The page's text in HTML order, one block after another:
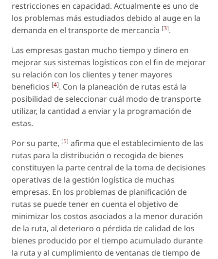
restricciones en capacidad. Actualmente es uno de
los problemas más estudiados debido al auge en la
demanda en el transporte de mercancía [3].
Las empresas gastan mucho tiempo y dinero en
mejorar sus sistemas logísticos con el fin de mejorar
su relación con los clientes y tener mayores
beneficios [4]. Con la planeación de rutas está la
posibilidad de seleccionar cuál modo de transporte
utilizar, la cantidad a enviar y la programación de
estas.
Por su parte, [5] afirma que el establecimiento de las
rutas para la distribución o recogida de bienes
constituyen la parte central de la toma de decisiones
operativas de la gestión logística de muchas
empresas. En los problemas de planificación de
rutas se puede tener en cuenta el objetivo de
minimizar los costos asociados a la menor duración
de la ruta, al deterioro o pérdida de calidad de los
bienes producido por el tiempo acumulado durante
la ruta y al cumplimiento de ventanas de tiempo de